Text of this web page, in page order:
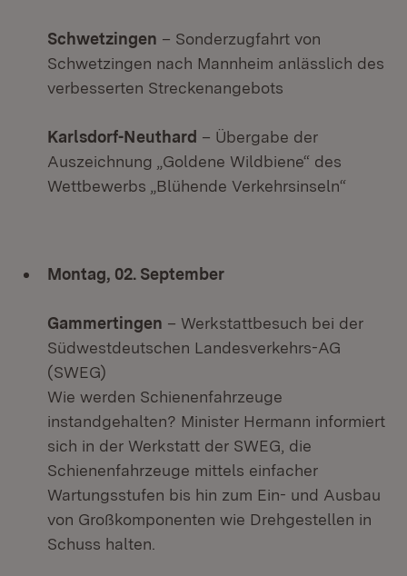
Schwetzingen – Sonderzugfahrt von
Schwetzingen nach Mannheim anlässlich des
verbesserten Streckenangebots
Karlsdorf-Neuthard – Übergabe der
Auszeichnung „Goldene Wildbiene“ des
Wettbewerbs „Blühende Verkehrsinseln“
Montag, 02. September
Gammertingen – Werkstattbesuch bei der
Südwestdeutschen Landesverkehrs-AG
(SWEG)
Wie werden Schienenfahrzeuge
instandgehalten? Minister Hermann informiert
sich in der Werkstatt der SWEG, die
Schienenfahrzeuge mittels einfacher
Wartungsstufen bis hin zum Ein- und Ausbau
von Großkomponenten wie Drehgestellen in
Schuss halten.